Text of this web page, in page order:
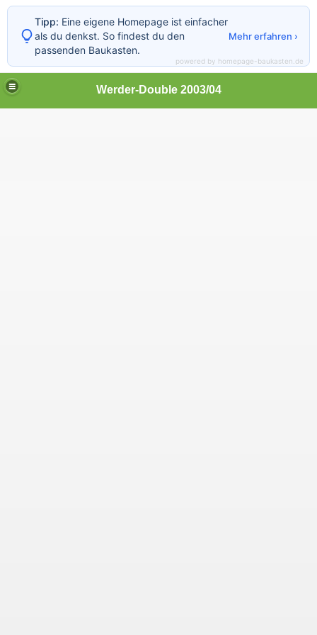
Werder-Double 2003/04
Tipp: Eine eigene Homepage ist einfacher
als du denkst. So findest du den
passenden Baukasten.
Mehr erfahren ›
powered by homepage-baukasten.de